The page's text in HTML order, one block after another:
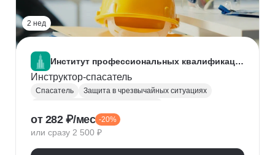
2 нед
Институт профессиональных квалификаций
Инструктор-спасатель
Спасатель
Защита в чрезвычайных ситуациях
Первая помощь
от 282 ₽/мес -20%
или сразу 2 500 ₽